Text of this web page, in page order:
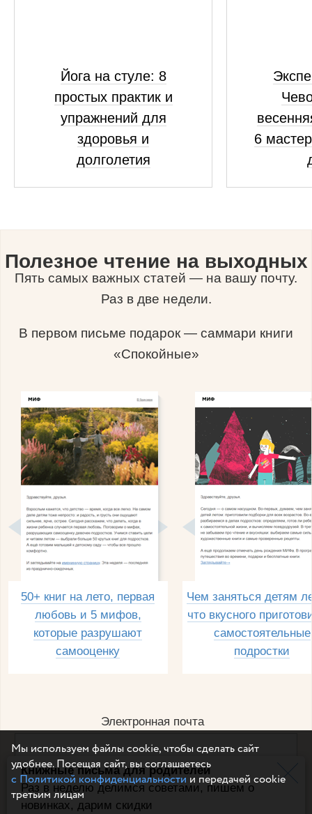
Книжные письма для родителей
Раз в неделю делимся советами, пишем о
новинках, дарим скидки
Йога на стуле: 8
простых практик и
упражнений для
здоровья и
долголетия
6
Полезное чтение на выходных
Пять самых важных статей — на вашу почту.
Раз в две недели.
В первом письме подарок — саммари книги
«Спокойные»
50+ книг на лето, первая
любовь и 5 мифов,
которые разрушают
самооценку
Чем заняться детям
что вкусного
самостоятельные
подростки
Электронная почта
Например, dulsineya@gmail.com
Без спама и смс
Мы используем файлы cookie, чтобы сделать сайт
удобнее. Посещая сайт, вы соглашаетесь
с Политикой конфиденциальностии передачей cookie
третьим лицам